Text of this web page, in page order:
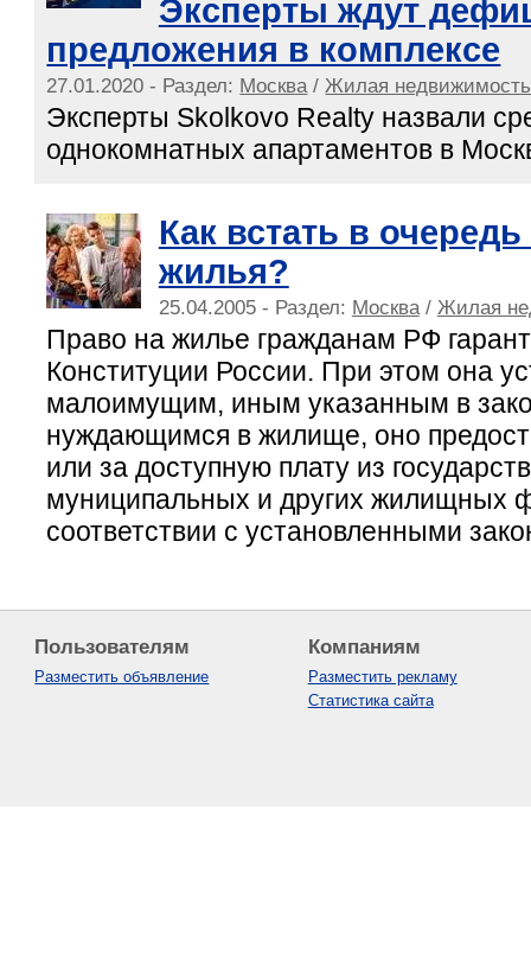
Эксперты ждут
предложения в комплексе
27.01.2020 - Раздел: Москва / Жилая недвижимость
Эксперты Skolkovo Realty назвали
однокомнатных апартаментов в
Как встать в
жилья?
25.04.2005 - Раздел: Москва/ Жилая
Право на жилье гражданам РФ
Конституции России. При этом она
малоимущим, иным указанным в
нуждающимся в жилище, оно
или за доступную плату из
муниципальных и других жилищных
соответствии с установленными
Пользователям
Разместить объявление
Компаниям
Разместить рекламу
Статистика сайта